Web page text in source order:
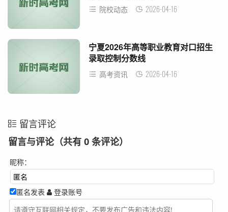
院校动态 2026-04-16
宁夏2026年高等职业教育对口招生
录取控制分数线
高考资讯 2026-04-16
留言评论
留言与评论（共有 0 条评论）
昵称：
匿名发表 登录账号